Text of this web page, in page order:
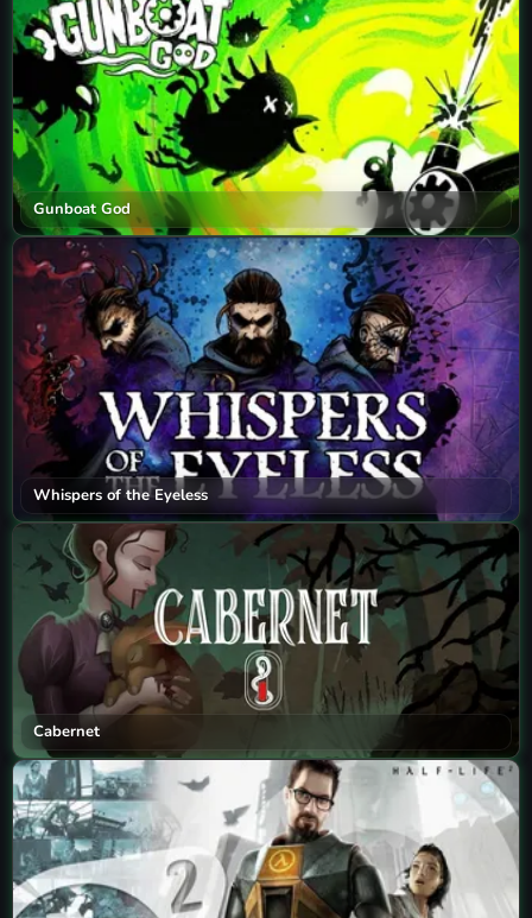
Gunboat God
Whispers of the Eyeless
Cabernet